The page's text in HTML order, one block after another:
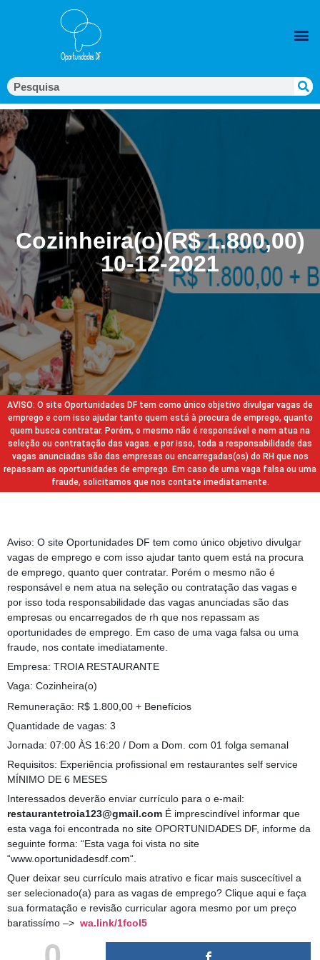
Cozinheira(o)(R$ 1.800,00)
10-12-2021
AVISO: O site Oportunidades DF tem como único objetivo divulgar vagas de
emprego e com isso ajudar tanto quem está à procura de emprego, quanto
quem busca contratar. Porém, o mesmo não é responsável e nem atua na
seleção ou contratação das vagas. e por isso, toda a responsabilidade das
vagas anunciadas são das empresas ou encarregadas(os) do RH que nos
repassam as oportunidades de emprego. Em caso de uma vaga falsa ou uma
fraude, solicitamos que nos contate imediatamente.
Aviso: O site Oportunidades DF tem como único objetivo divulgar
vagas de emprego e com isso ajudar tanto quem está na procura
de emprego, quanto quer contratar. Porém o mesmo não é
responsável e nem atua na seleção ou contratação das vagas e
por isso toda responsabilidade das vagas anunciadas são das
empresas ou encarregados de rh que nos repassam as
oportunidades de emprego. Em caso de uma vaga falsa ou uma
fraude, nos contate imediatamente.
Empresa: TROIA RESTAURANTE
Vaga: Cozinheira(o)
Remuneração: R$ 1.800,00 + Benefícios
Quantidade de vagas: 3
Jornada: 07:00 ÀS 16:20 / Dom a Dom. com 01 folga semanal
Requisitos: Experiência profissional em restaurantes self service
MÍNIMO DE 6 MESES
Interessados deverão enviar currículo para o e-mail:
restaurantetroia123@gmail.com É imprescindível informar que
esta vaga foi encontrada no site OPORTUNIDADES DF, informe da
seguinte forma: “Esta vaga foi vista no site
“www.oportunidadesdf.com“.
Quer deixar seu currículo mais atrativo e ficar mais suscecítivel a
ser selecionado(a) para as vagas de emprego? Clique aqui e faça
sua formatação e revisão curricular agora mesmo por um preço
baratissímo –> wa.link/1fcol5